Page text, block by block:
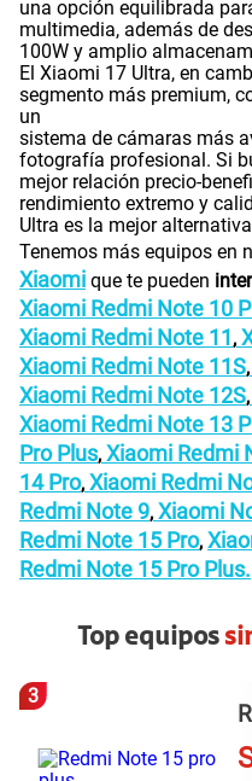
una opción equilibrada
multimedia, además de
100W y amplio
El Xiaomi 17 Ultra, en
segmento más premium,
un
sistema de cámaras más
fotografía profesional. Si
mejor relación precio-
rendimiento extremo y
Ultra es la mejor
Tenemos más equipos en
Xiaomi que te pueden
Xiaomi Redmi Note 10
Xiaomi Redmi Note 11 ,
Xiaomi Redmi Note 11S,
Xiaomi Redmi Note 12S,
Xiaomi Redmi Note 13
Pro Plus, Xiaomi Redmi
14 Pro, Xiaomi Redmi
Redmi Note 9, Xiaomi
Redmi Note 15 Pro,
Redmi Note 15 Pro Plus.
Top equipos
3